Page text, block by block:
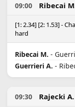
09:00 Ribecai
[1: 2.34] [2: 1.53] -
hard
Ribecai M. -
Guerrieri A. -
09:30 Rajecki